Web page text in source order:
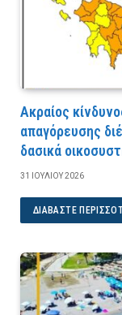
Ακραίος
απαγόρευσης
δασικά
31 ΙΟΥΛΊΟΥ 2026
ΔΙΑΒΆΣΤΕ